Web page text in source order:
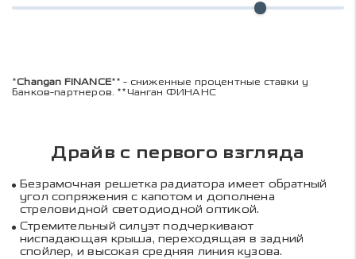
*Changan FINANCE** - сниженные процентные ставки у
банков-партнеров. **Чанган ФИНАНС
Драйв с первого взгляда
Безрамочная решетка радиатора имеет обратный
угол сопряжения с капотом и дополнена
стреловидной светодиодной оптикой.
Стремительный силуэт подчеркивают
ниспадающая крыша, переходящая в задний
спойлер, и высокая средняя линия кузова.